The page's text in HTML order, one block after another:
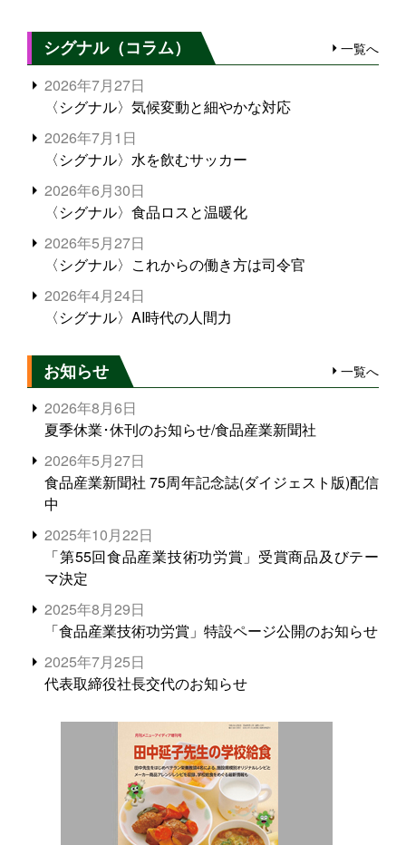
シグナル（コラム） 一覧へ
2026年7月27日
〈シグナル〉気候変動と細やかな対応
2026年7月1日
〈シグナル〉水を飲むサッカー
2026年6月30日
〈シグナル〉食品ロスと温暖化
2026年5月27日
〈シグナル〉これからの働き方は司令官
2026年4月24日
〈シグナル〉AI時代の人間力
お知らせ 一覧へ
2026年8月6日
夏季休業･休刊のお知らせ/食品産業新聞社
2026年5月27日
食品産業新聞社 75周年記念誌(ダイジェスト版)配信
中
2025年10月22日
「第55回食品産業技術功労賞」受賞商品及びテー
マ決定
2025年8月29日
「食品産業技術功労賞」特設ページ公開のお知らせ
2025年7月25日
代表取締役社長交代のお知らせ